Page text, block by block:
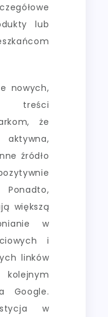
lub
nowych,
treści
że
źródło
Ponadto,
większą
w
i
linków
Google.
w